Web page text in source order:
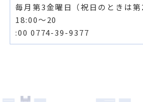
毎月第3金曜日（祝日のときは第
18:00〜20
:00 0774-39-9377